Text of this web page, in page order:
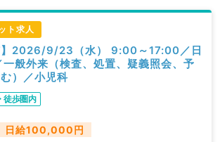
ト求人
】2026/9/23（水） 9:00～17:00／日
般外来（検査、処置、疑義照会、予
）／小児科
徒歩圏内
日給100,000円